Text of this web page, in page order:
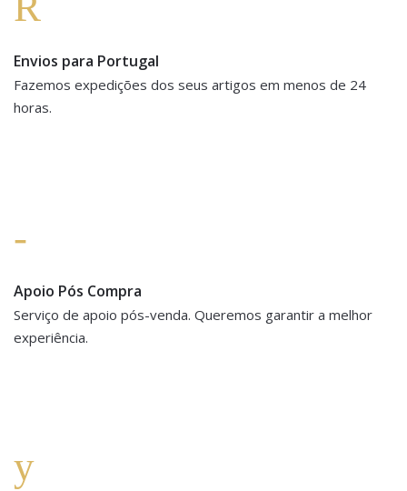
Envios para Portugal
Fazemos expedições dos seus artigos em menos de 24
horas.
Apoio Pós Compra
Serviço de apoio pós-venda. Queremos garantir a melhor
experiência.